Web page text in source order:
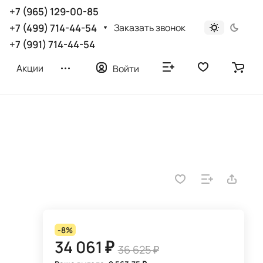
+7 (965) 129-00-85
+7 (499) 714-44-54
+7 (991) 714-44-54
Заказать звонок
Акции Войти
-8%
34 061 ₽ 36 625 ₽